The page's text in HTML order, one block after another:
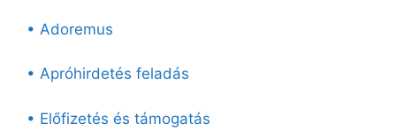
• Adoremus
• Apróhirdetés feladás
• Előfizetés és támogatás